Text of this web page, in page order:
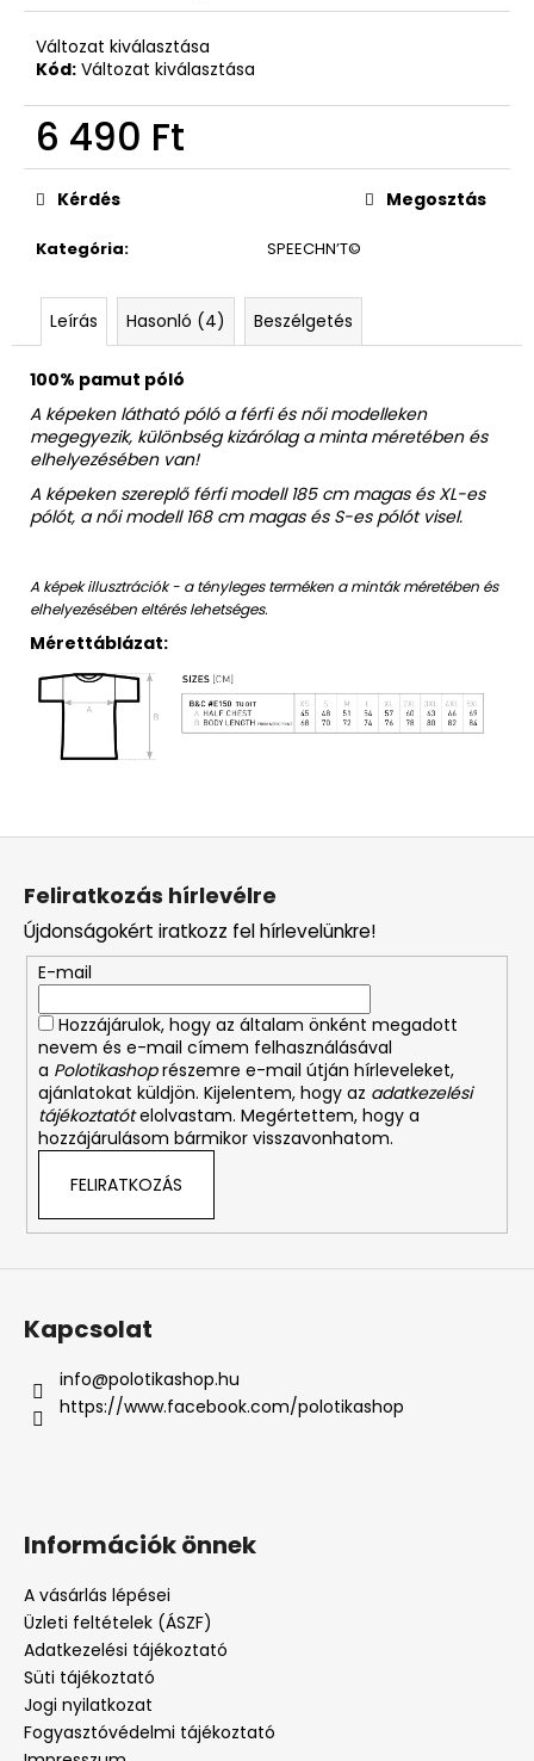
Változat kiválasztása
Kód: Változat kiválasztása
6 490 Ft
Egységár:
Kategória: SPEECHN’T©
Kérdés Megosztás
Leírás Hasonló (4) Beszélgetés
100% pamut póló
A képeken látható póló a férfi és női modelleken
megegyezik, különbség kizárólag a minta méretében és
elhelyezésében van!
A képeken szereplő férfi modell 185 cm magas és XL-es
pólót, a női modell 168 cm magas és S-es pólót visel.
A képek illusztrációk - a tényleges terméken a minták méretében és
elhelyezésében eltérés lehetséges.
Mérettáblázat:
L
Feliratkozás hírlevélre
Újdonságokért iratkozz fel hírlevelünkre!
E-mail
Hozzájárulok, hogy az általam önként megadott
nevem és e-mail címem felhasználásával
a Polotikashoprészemre e-mail útján hírleveleket,
ajánlatokat küldjön. Kijelentem, hogy az adatkezelési
tájékoztatót elolvastam. Megértettem, hogy a
hozzájárulásom bármikor visszavonhatom.
FELIRATKOZÁS
Kapcsolat
info@polotikashop.hu
https://www.facebook.com/polotikashop
Információk önnek
A vásárlás lépései
Üzleti feltételek (ÁSZF)
Adatkezelési tájékoztató
Süti tájékoztató
Jogi nyilatkozat
Fogyasztóvédelmi tájékoztató